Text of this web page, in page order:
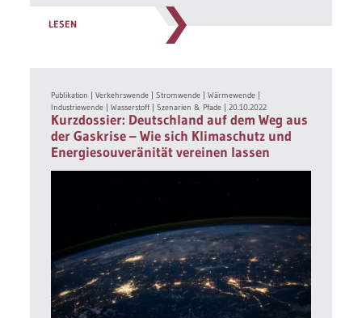
LESEN
Publikation |Verkehrswende |Stromwende |Wärmewende |
Industriewende |Wasserstoff |Szenarien & Pfade |20.10.2022
Kurzdossier: Deutschland auf dem Weg aus
der Gaskrise – Wie sich Klimaschutz und
Energiesouveränität vereinen lassen